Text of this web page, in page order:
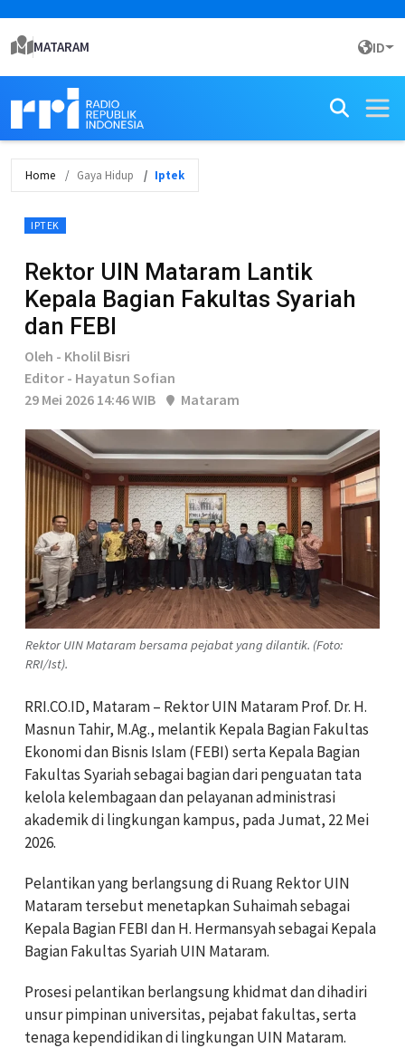
MATARAM ID
Home Gaya Hidup Iptek
IPTEK
Rektor UIN Mataram Lantik
Kepala Bagian Fakultas Syariah
dan FEBI
Oleh - Kholil Bisri
Editor - Hayatun Sofian
29 Mei 2026 14:46 WIB
Mataram
Rektor UIN Mataram bersama pejabat yang dilantik. (Foto:
RRI/Ist).
RRI.CO.ID, Mataram – Rektor UIN Mataram Prof. Dr. H.
Masnun Tahir, M.Ag., melantik Kepala Bagian Fakultas
Ekonomi dan Bisnis Islam (FEBI) serta Kepala Bagian
Fakultas Syariah sebagai bagian dari penguatan tata
kelola kelembagaan dan pelayanan administrasi
akademik di lingkungan kampus, pada Jumat, 22 Mei
2026.
Pelantikan yang berlangsung di Ruang Rektor UIN
Mataram tersebut menetapkan Suhaimah sebagai
Kepala Bagian FEBI dan H. Hermansyah sebagai Kepala
Bagian Fakultas Syariah UIN Mataram.
Prosesi pelantikan berlangsung khidmat dan dihadiri
unsur pimpinan universitas, pejabat fakultas, serta
tenaga kependidikan di lingkungan UIN Mataram.